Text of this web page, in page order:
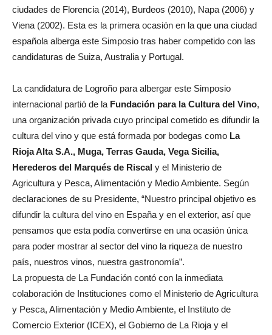
ciudades de Florencia (2014), Burdeos (2010), Napa (2006) y
Viena (2002). Esta es la primera ocasión en la que una ciudad
española alberga este Simposio tras haber competido con las
candidaturas de Suiza, Australia y Portugal.
La candidatura de Logroño para albergar este Simposio
internacional partió de la Fundación para la Cultura del Vino,
una organización privada cuyo principal cometido es difundir la
cultura del vino y que está formada por bodegas como La
Rioja Alta S.A., Muga, Terras Gauda, Vega Sicilia,
Herederos del Marqués de Riscal y el Ministerio de
Agricultura y Pesca, Alimentación y Medio Ambiente. Según
declaraciones de su Presidente, “Nuestro principal objetivo es
difundir la cultura del vino en España y en el exterior, así que
pensamos que esta podía convertirse en una ocasión única
para poder mostrar al sector del vino la riqueza de nuestro
país, nuestros vinos, nuestra gastronomía”.
La propuesta de La Fundación contó con la inmediata
colaboración de Instituciones como el Ministerio de Agricultura
y Pesca, Alimentación y Medio Ambiente, el Instituto de
Comercio Exterior (ICEX), el Gobierno de La Rioja y el